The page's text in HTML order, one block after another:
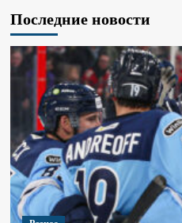
Последние новости